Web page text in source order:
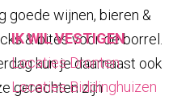
IK WIL VESTIGEN
Locaties Dronten
Locaties Biddinghuizen
goede wijnen, bieren &
& bites voor de borrel.
kun je daarnaast ook
gerechten zijn